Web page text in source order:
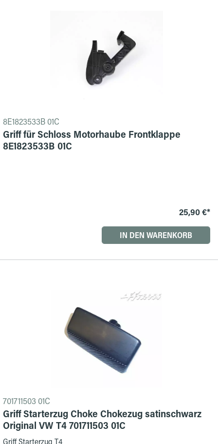
8E1823533B 01C
Griff für Schloss Motorhaube Frontklappe
8E1823533B 01C
25,90 €*
IN DEN WARENKORB
701711503 01C
Griff Starterzug Choke Chokezug satinschwarz
Original VW T4 701711503 01C
Griff Starterzug T4